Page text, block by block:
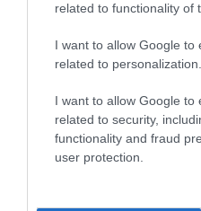
related to functionality of
I want to allow Google to
related to personalization.
I want to allow Google to
related to security,
functionality and fraud
user protection.
«Οι εντελώς αθώοι»: Η
τα ζώα που χάθηκαν
Αττικής (φωτο)